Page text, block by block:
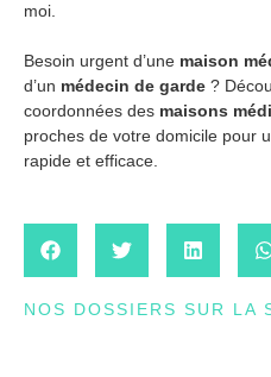
moi.
Besoin urgent d’une maison
d’un médecin de garde ?
coordonnées des maisons
proches de votre domicile pour
rapide et efficace.
NOS DOSSIERS SUR LA